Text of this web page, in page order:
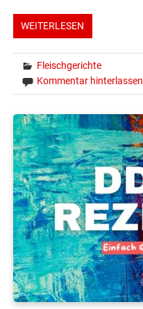
WEITERLESEN
Fleischgerichte
Kommentar hinterlassen